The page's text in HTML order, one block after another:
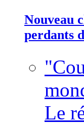
Nouveau
perdants
Le